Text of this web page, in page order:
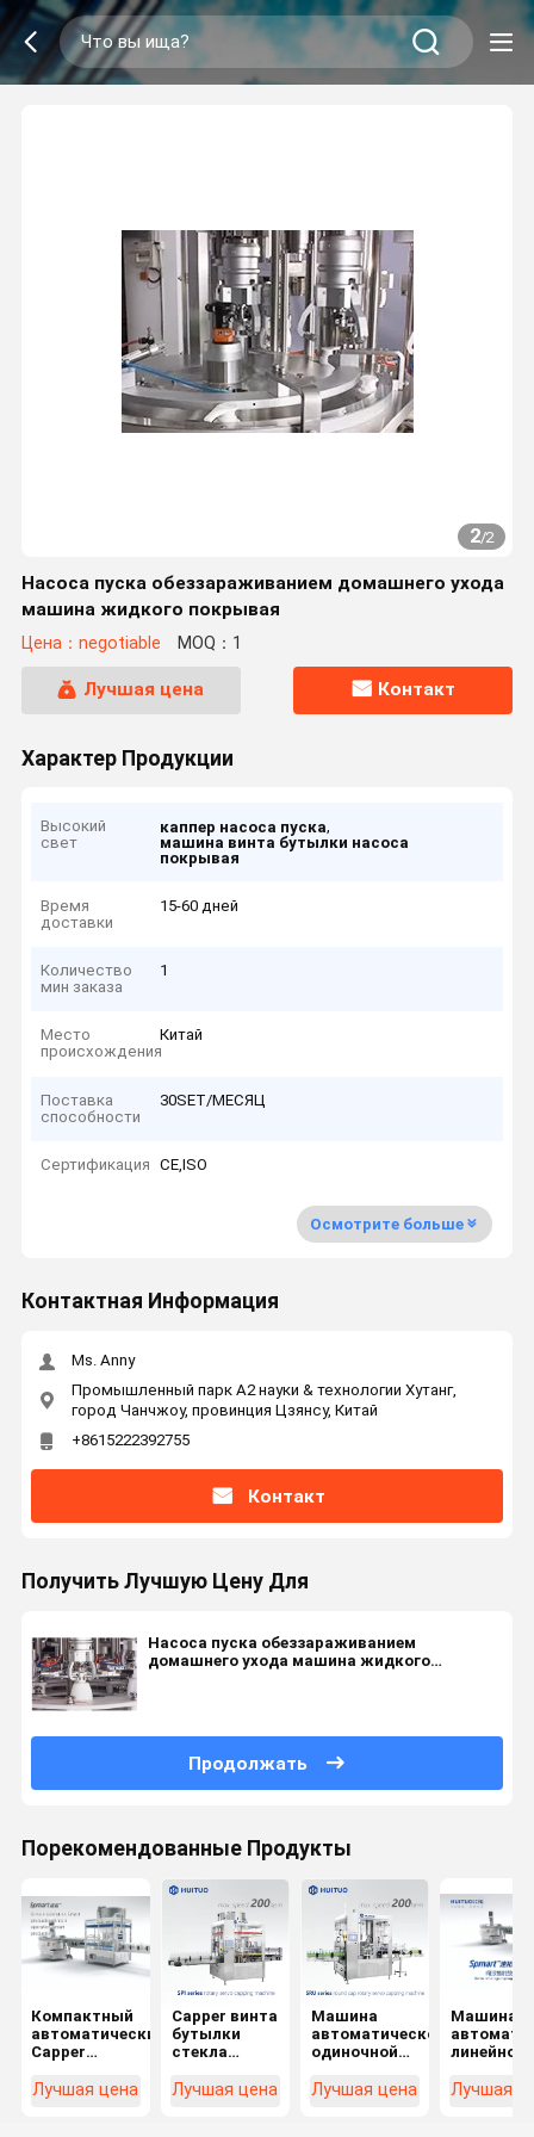
2/2
Насоса пуска обеззараживанием домашнего ухода
машина жидкого покрывая
Цена：negotiable MOQ：1
Лучшая цена Контакт
Характер Продукции
Высокий
свет
каппер насоса пуска,
машина винта бутылки насоса
покрывая
Время
доставки
15-60 дней
Количество
мин заказа
1
Место
происхождения
Китай
Поставка
способности
30SET/МЕСЯЦ
Сертификация CE,ISO
Осмотрите больше
Контактная Информация
Ms. Anny
Промышленный парк А2 науки & технологии Хутанг,
город Чанчжоу, провинция Цзянсу, Китай
+8615222392755
Контакт
Получить Лучшую Цену Для
Насоса пуска обеззараживанием
домашнего ухода машина жидкого
Продолжать
Порекомендованные Продукты
Компактный
автоматический
Capper
машина
Лучшая цена
Capper винта
бутылки
стекла
машины
Лучшая цена
Машина
автоматической
одиночной
покрывая
Лучшая цена
Машина
линейной
винта
Лучшая